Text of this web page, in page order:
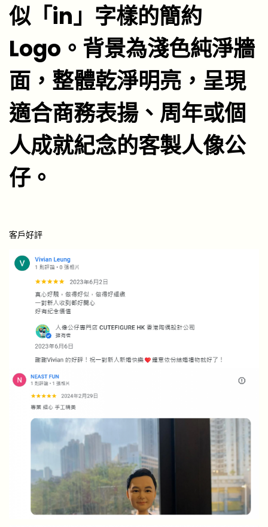
似「in」字樣的簡約
Logo。背景為淺色純淨牆
面，整體乾淨明亮，呈現
適合商務表揚、周年或個
人成就紀念的客製人像公
仔。
客戶好評